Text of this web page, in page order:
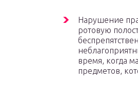
Нарушение
ротовую
время, когда
предметов,